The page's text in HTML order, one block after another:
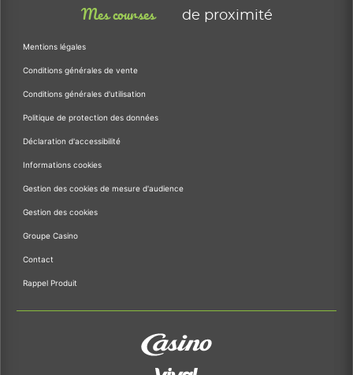
Mes courses de proximité
Mentions légales
Conditions générales de vente
Conditions générales d'utilisation
Politique de protection des données
Déclaration d'accessibilité
Informations cookies
Gestion des cookies de mesure d'audience
Gestion des cookies
Groupe Casino
Contact
Rappel Produit